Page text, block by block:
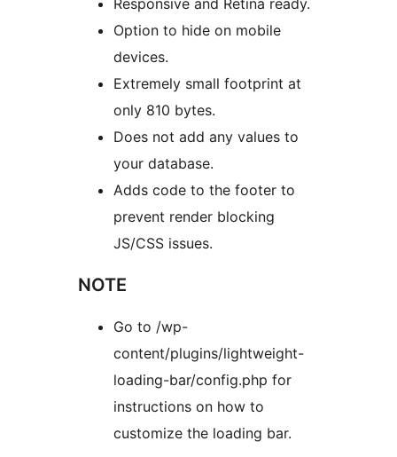
Responsive and Retina ready.
Option to hide on mobile
devices.
Extremely small footprint at
only 810 bytes.
Does not add any values to
your database.
Adds code to the footer to
prevent render blocking
JS/CSS issues.
NOTE
Go to /wp-
content/plugins/lightweight-
loading-bar/config.php for
instructions on how to
customize the loading bar.